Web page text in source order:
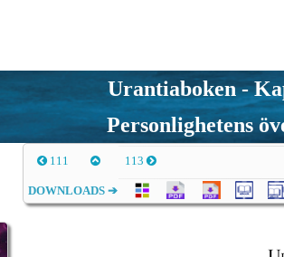
Urantiaboken -
Personlighetens
111 113
DOWNLOADS ➔